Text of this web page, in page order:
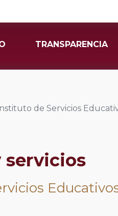
TRANSPARENCIA
de Servicios
servicios